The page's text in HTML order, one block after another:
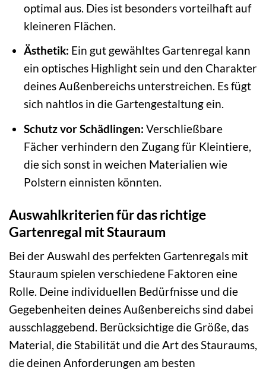
optimal aus. Dies ist besonders vorteilhaft auf
kleineren Flächen.
Ästhetik: Ein gut gewähltes Gartenregal kann
ein optisches Highlight sein und den Charakter
deines Außenbereichs unterstreichen. Es fügt
sich nahtlos in die Gartengestaltung ein.
Schutz vor Schädlingen: Verschließbare
Fächer verhindern den Zugang für Kleintiere,
die sich sonst in weichen Materialien wie
Polstern einnisten könnten.
Auswahlkriterien für das richtige
Gartenregal mit Stauraum
Bei der Auswahl des perfekten Gartenregals mit
Stauraum spielen verschiedene Faktoren eine
Rolle. Deine individuellen Bedürfnisse und die
Gegebenheiten deines Außenbereichs sind dabei
ausschlaggebend. Berücksichtige die Größe, das
Material, die Stabilität und die Art des Stauraums,
die deinen Anforderungen am besten